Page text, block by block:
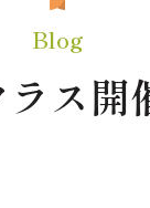
Blog
ス開